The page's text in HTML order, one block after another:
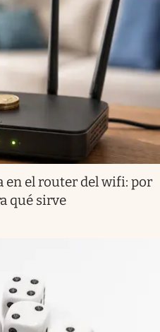
en el router del wifi: por
qué sirve